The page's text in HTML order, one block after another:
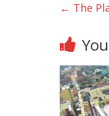
← The